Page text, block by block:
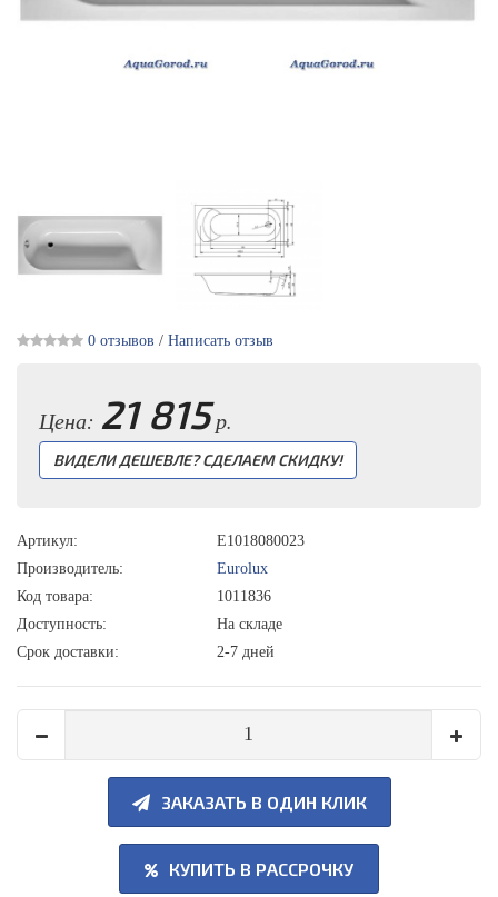
0 отзывов / Написать отзыв
Цена: 21 815р.
ВИДЕЛИ ДЕШЕВЛЕ? СДЕЛАЕМ СКИДКУ!
Артикул:
E1018080023
Производитель:
Eurolux
Код товара:
1011836
Доступность:
На складе
Срок доставки:
2-7 дней
ЗАКАЗАТЬ В ОДИН КЛИК
КУПИТЬ В РАССРОЧКУ